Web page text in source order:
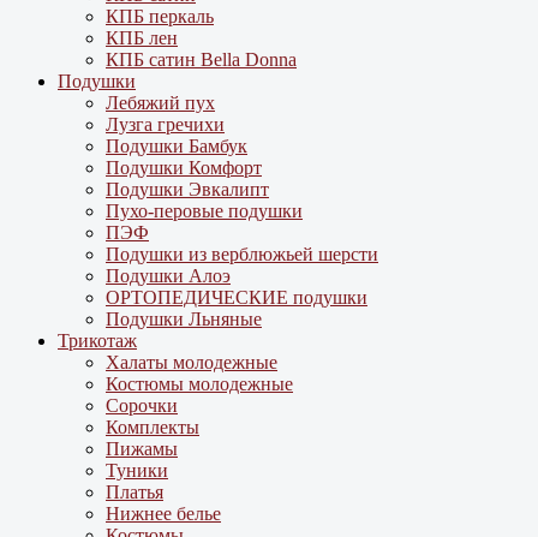
КПБ перкаль
КПБ лен
КПБ сатин Bella Donna
Подушки
Лебяжий пух
Лузга гречихи
Подушки Бамбук
Подушки Комфорт
Подушки Эвкалипт
Пухо-перовые подушки
ПЭФ
Подушки из верблюжьей шерсти
Подушки Алоэ
ОРТОПЕДИЧЕСКИЕ подушки
Подушки Льняные
Трикотаж
Халаты молодежные
Костюмы молодежные
Сорочки
Комплекты
Пижамы
Туники
Платья
Нижнее белье